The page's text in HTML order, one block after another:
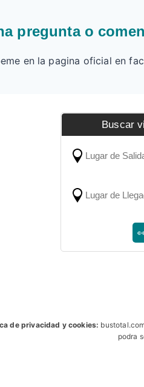
pregunta o
en la pagina oficial en
Buscar
de privacidad y cookies:
podra